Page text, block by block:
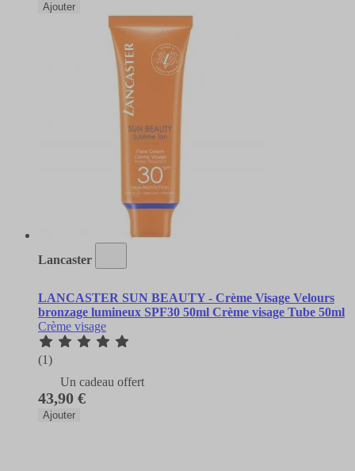
Ajouter
Lancaster
LANCASTER SUN BEAUTY - Crème Visage Velours
bronzage lumineux SPF30 50ml Crème visage Tube 50ml
Crème visage
(1)
Un cadeau offert
43,90 €
Ajouter